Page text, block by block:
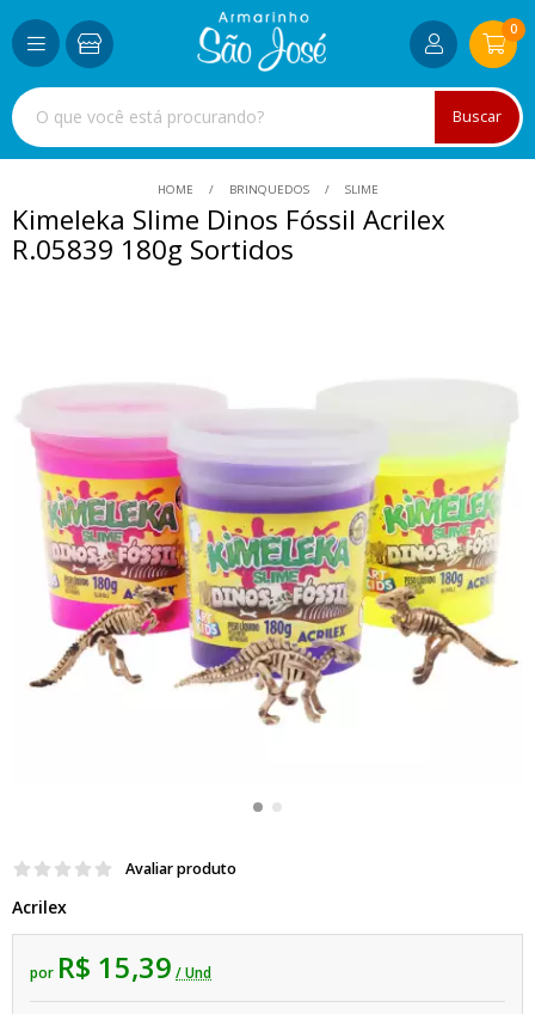
Buscar
0
HOME BRINQUEDOS SLIME
Kimeleka Slime Dinos Fóssil Acrilex
R.05839 180g Sortidos
Avaliar produto
Acrilex
por R$ 15,39 / Und